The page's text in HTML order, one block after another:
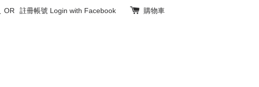
OR 註冊帳號 Login with Facebook 購物車